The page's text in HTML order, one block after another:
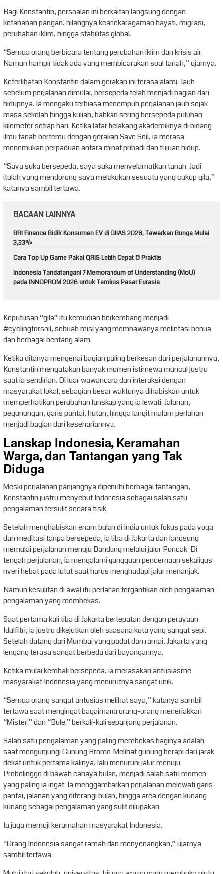
Bagi Konstantin, persoalan ini berkaitan langsung dengan
ketahanan pangan, hilangnya keanekaragaman hayati, migrasi,
perubahan iklim, hingga stabilitas global.
“Semua orang berbicara tentang perubahan iklim dan krisis air.
Namun hampir tidak ada yang membicarakan soal tanah,” ujarnya.
Keterlibatan Konstantin dalam gerakan ini terasa alami. Jauh
sebelum perjalanan dimulai, bersepeda telah menjadi bagian dari
hidupnya. Ia mengaku terbiasa menempuh perjalanan jauh sejak
masa sekolah hingga kuliah, bahkan sering bersepeda puluhan
kilometer setiap hari. Ketika latar belakang akademiknya di bidang
ilmu tanah bertemu dengan gerakan Save Soil, ia merasa
menemukan perpaduan antara minat pribadi dan tujuan hidup.
“Saya suka bersepeda, saya suka menyelamatkan tanah. Jadi
itulah yang mendorong saya melakukan sesuatu yang cukup gila,”
katanya sambil tertawa.
BACAAN LAINNYA
BRI Finance Bidik Konsumen EV di GIIAS 2026, Tawarkan Bunga Mulai
3,33%
Cara Top Up Game Pakai QRIS Lebih Cepat & Praktis
Indonesia Tandatangani 7 Memorandum of Understanding (MoU)
pada INNOPROM 2026 untuk Tembus Pasar Eurasia
Keputusan “gila” itu kemudian berkembang menjadi
#cyclingforsoil, sebuah misi yang membawanya melintasi benua
dan berbagai bentang alam.
Ketika ditanya mengenai bagian paling berkesan dari perjalanannya,
Konstantin mengatakan banyak momen istimewa muncul justru
saat ia sendirian. Di luar wawancara dan interaksi dengan
masyarakat lokal, sebagian besar waktunya dihabiskan untuk
memperhatikan perubahan lanskap yang ia lewati. Jalanan,
pegunungan, garis pantai, hutan, hingga langit malam perlahan
menjadi bagian dari kesehariannya.
Lanskap Indonesia, Keramahan
Warga, dan Tantangan yang Tak
Diduga
Meski perjalanan panjangnya dipenuhi berbagai tantangan,
Konstantin justru menyebut Indonesia sebagai salah satu
pengalaman tersulit secara fisik.
Setelah menghabiskan enam bulan di India untuk fokus pada yoga
dan meditasi tanpa bersepeda, ia tiba di Jakarta dan langsung
memulai perjalanan menuju Bandung melalui jalur Puncak. Di
tengah perjalanan, ia mengalami gangguan pencernaan sekaligus
nyeri hebat pada lutut saat harus menghadapi jalur menanjak.
Namun kesulitan di awal itu perlahan tergantikan oleh pengalaman-
pengalaman yang membekas.
Saat pertama kali tiba di Jakarta bertepatan dengan perayaan
Idulfitri, ia justru dikejutkan oleh suasana kota yang sangat sepi.
Setelah datang dari Mumbai yang padat dan ramai, Jakarta yang
lengang terasa sangat berbeda dari bayangannya.
Ketika mulai kembali bersepeda, ia merasakan antusiasme
masyarakat Indonesia yang menurutnya sangat unik.
“Semua orang sangat antusias melihat saya,” katanya sambil
tertawa saat mengingat bagaimana orang-orang meneriakkan
“Mister!” dan “Bule!” berkali-kali sepanjang perjalanan.
Salah satu pengalaman yang paling membekas baginya adalah
saat mengunjungi Gunung Bromo. Melihat gunung berapi dari jarak
dekat untuk pertama kalinya, lalu menuruni jalur menuju
Probolinggo di bawah cahaya bulan, menjadi salah satu momen
yang paling ia ingat. Ia menggambarkan perjalanan melewati garis
pantai, jalanan yang diterangi bulan, hingga area dengan kunang-
kunang sebagai pengalaman yang sulit dilupakan.
Ia juga memuji keramahan masyarakat Indonesia.
“Orang Indonesia sangat ramah dan menyenangkan,” ujarnya
sambil tertawa.